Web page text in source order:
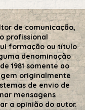
de comunicação,
profissional
formação ou título
denominação
1981 somente ao
originalmente
de envio de
mensagens
a opinião do autor.